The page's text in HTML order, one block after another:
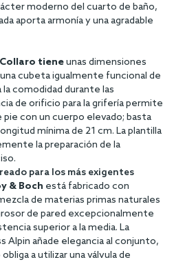
moderno del cuarto de baño,
aporta armonía y una agradable
tieneunas dimensiones
cubeta igualmente funcional de
comodidad durante las
de orificio para la grifería permite
con un cuerpo elevado; basta
mínima de 21 cm. La plantilla
la preparación de la
para los más exigentes
& Boch está fabricado con
de materias primas naturales
de pared excepcionalmente
superior a la media. La
Alpin añade elegancia al conjunto,
a utilizar una válvula de